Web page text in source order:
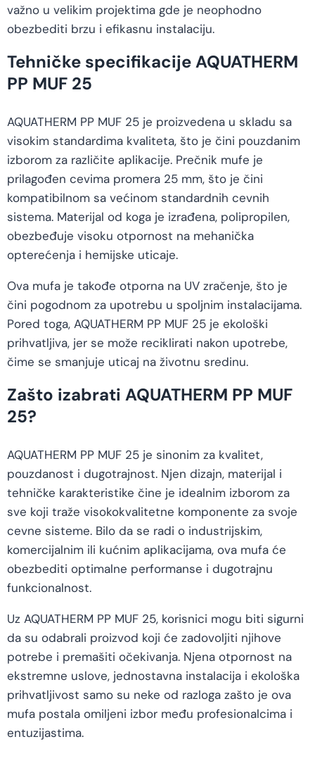
važno u velikim projektima gde je neophodno
obezbediti brzu i efikasnu instalaciju.
Tehničke specifikacije AQUATHERM
PP MUF 25
AQUATHERM PP MUF 25 je proizvedena u skladu sa
visokim standardima kvaliteta, što je čini pouzdanim
izborom za različite aplikacije. Prečnik mufe je
prilagođen cevima promera 25 mm, što je čini
kompatibilnom sa većinom standardnih cevnih
sistema. Materijal od koga je izrađena, polipropilen,
obezbeđuje visoku otpornost na mehanička
opterećenja i hemijske uticaje.
Ova mufa je takođe otporna na UV zračenje, što je
čini pogodnom za upotrebu u spoljnim instalacijama.
Pored toga, AQUATHERM PP MUF 25 je ekološki
prihvatljiva, jer se može reciklirati nakon upotrebe,
čime se smanjuje uticaj na životnu sredinu.
Zašto izabrati AQUATHERM PP MUF
25?
AQUATHERM PP MUF 25 je sinonim za kvalitet,
pouzdanost i dugotrajnost. Njen dizajn, materijal i
tehničke karakteristike čine je idealnim izborom za
sve koji traže visokokvalitetne komponente za svoje
cevne sisteme. Bilo da se radi o industrijskim,
komercijalnim ili kućnim aplikacijama, ova mufa će
obezbediti optimalne performanse i dugotrajnu
funkcionalnost.
Uz AQUATHERM PP MUF 25, korisnici mogu biti sigurni
da su odabrali proizvod koji će zadovoljiti njihove
potrebe i premašiti očekivanja. Njena otpornost na
ekstremne uslove, jednostavna instalacija i ekološka
prihvatljivost samo su neke od razloga zašto je ova
mufa postala omiljeni izbor među profesionalcima i
entuzijastima.